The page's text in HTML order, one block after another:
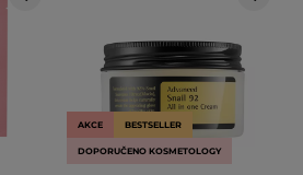
AKCE BESTSELLER
DOPORUČENO KOSMETOLOGY